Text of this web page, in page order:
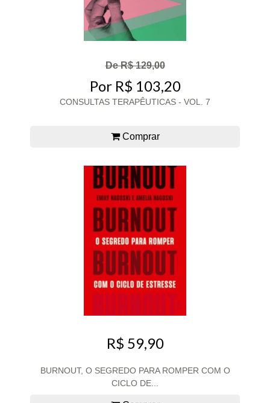
De R$ 129,00
Por R$ 103,20
CONSULTAS TERAPÊUTICAS - VOL. 7
Comprar
R$ 59,90
BURNOUT, O SEGREDO PARA ROMPER COM O
CICLO DE...